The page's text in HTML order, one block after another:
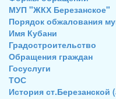
МУП "ЖКХ Березанское"
Порядок обжалования
Имя Кубани
Градостроительство
Обращения граждан
Госуслуги
ТОС
История